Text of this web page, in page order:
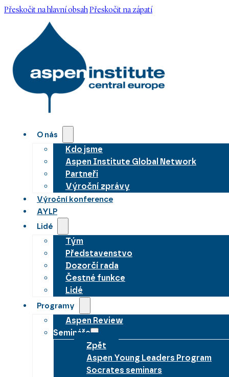
Přeskočit na hlavní obsahPřeskočit na zápatí
O nás
Kdo jsme
Aspen Institute Global Network
Partneři
Výroční zprávy
Výroční konference
AYLP
Lidé
Tým
Představenstvo
Dozorčí rada
Čestné funkce
Lidé
Programy
Aspen Review
Semináře
Zpět
Aspen Young Leaders Program
Socrates seminars